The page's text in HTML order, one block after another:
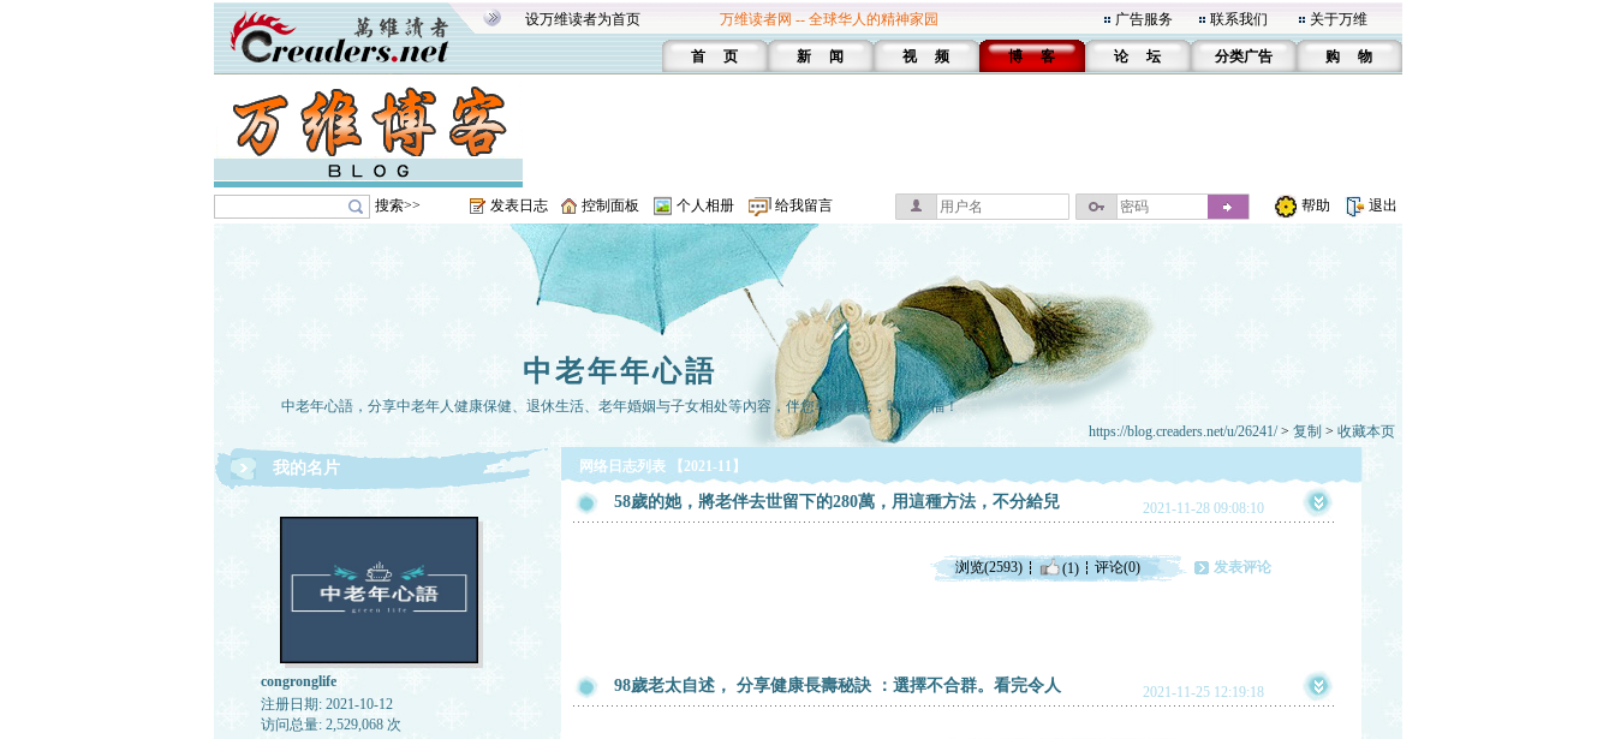
设万维读者为首页 万维读者网 -- 全球华人的精神家园 广告服务 联系我们 关于万维
首 页 新 闻 视 频 博 客 论 坛 分类广告 购 物
搜索>> 发表日志 控制面板 个人相册 给我留言 帮助 退出
中老年年心語
中老年心語，分享中老年人健康保健、退休生活、老年婚姻与子女相处等內容，伴您尊嚴養老，晚年幸福！
https://blog.creaders.net/u/26241/> 复制 > 收藏本页
我的名片
congronglife
注册日期: 2021-10-12
访问总量: 2,529,068 次
网络日志列表 【2021-11】
58歲的她，將老伴去世留下的280萬，用這種方法，不分給兒 2021-11-28 09:08:10
浏览(2593) (1) 评论(0) 发表评论
98歲老太自述， 分享健康長壽秘訣 ：選擇不合群。看完令人 2021-11-25 12:19:18